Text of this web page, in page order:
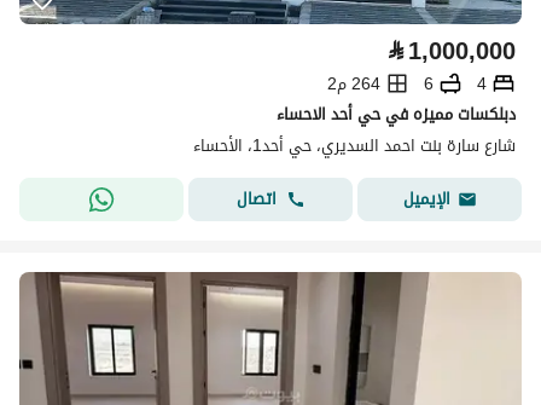
⃁1,000,000
4
6
264 م2
دبلكسات مميزه في حي أحد الاحساء
شارع سارة بنت احمد السديري، حي أحد1، الأحساء
الإيميل
اتصال